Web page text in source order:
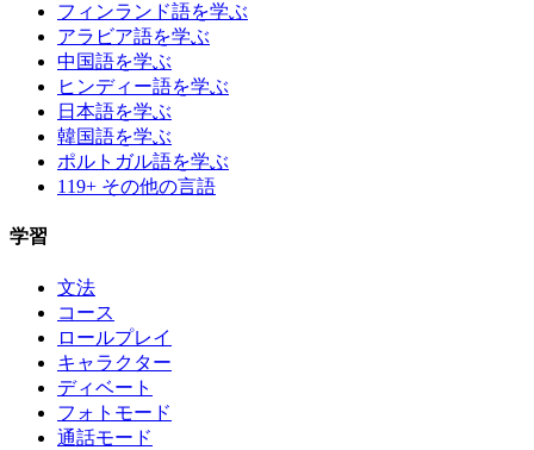
フィンランド語を学ぶ
アラビア語を学ぶ
中国語を学ぶ
ヒンディー語を学ぶ
日本語を学ぶ
韓国語を学ぶ
ポルトガル語を学ぶ
119+ その他の言語
学習
文法
コース
ロールプレイ
キャラクター
ディベート
フォトモード
通話モード